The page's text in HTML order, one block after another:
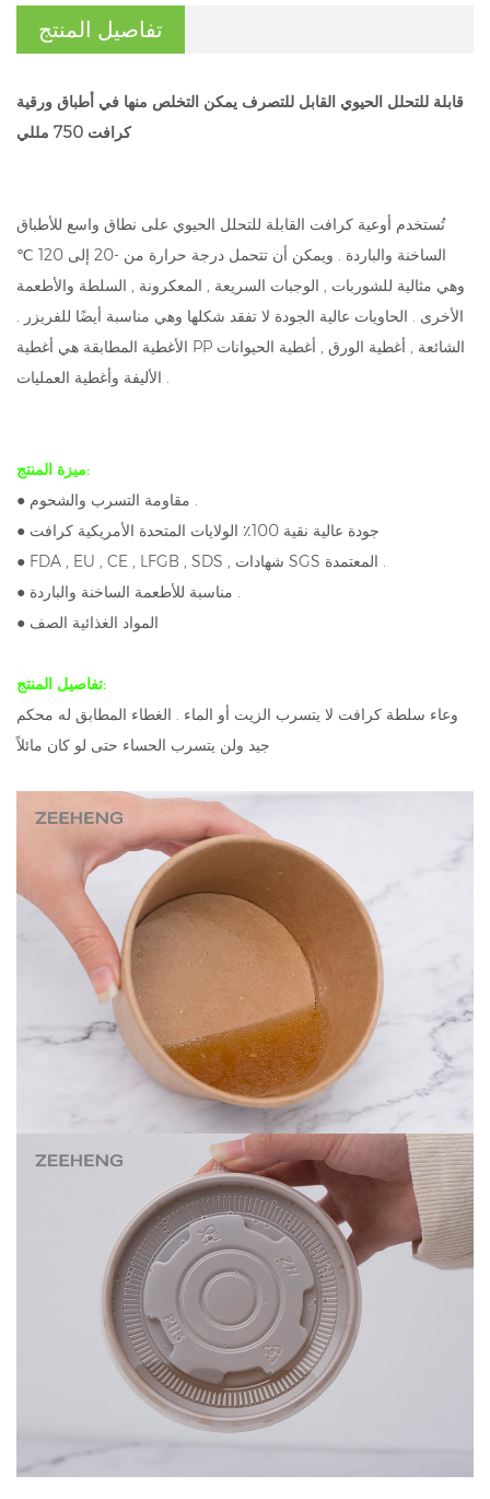
تفاصيل المنتج
قابلة للتحلل الحيوي القابل للتصرف يمكن التخلص منها في أطباق ورقية
كرافت 750 مللي
تُستخدم أوعية كرافت القابلة للتحلل الحيوي على نطاق واسع للأطباق
الساخنة والباردة . ويمكن أن تتحمل درجة حرارة من -20 إلى 120 ℃
وهي مثالية للشوربات , الوجبات السريعة , المعكرونة , السلطة والأطعمة
الأخرى . الحاويات عالية الجودة لا تفقد شكلها وهي مناسبة أيضًا للفريزر .
الأغطية المطابقة هي أغطية PP الشائعة , أغطية الورق , أغطية الحيوانات
الأليفة وأغطية العمليات .
ميزة المنتج:
● مقاومة التسرب والشحوم .
● جودة عالية نقية 100٪ الولايات المتحدة الأمريكية كرافت
● FDA , EU , CE , LFGB , SDS , شهادات SGS المعتمدة .
● مناسبة للأطعمة الساخنة والباردة .
● المواد الغذائية الصف
تفاصيل المنتج:
وعاء سلطة كرافت لا يتسرب الزيت أو الماء . الغطاء المطابق له محكم
جيد ولن يتسرب الحساء حتى لو كان مائلاً